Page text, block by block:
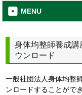
MENU
身体均整師養成
ウンロード
一般社団法人身体均整
ンロードすることがで